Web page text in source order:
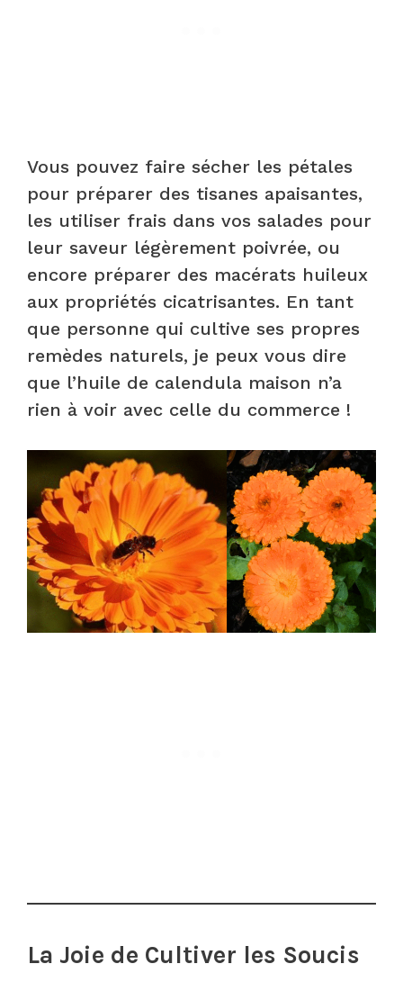
Vous pouvez faire sécher les pétales
pour préparer des tisanes apaisantes,
les utiliser frais dans vos salades pour
leur saveur légèrement poivrée, ou
encore préparer des macérats huileux
aux propriétés cicatrisantes. En tant
que personne qui cultive ses propres
remèdes naturels, je peux vous dire
que l’huile de calendula maison n’a
rien à voir avec celle du commerce !
La Joie de Cultiver les Soucis